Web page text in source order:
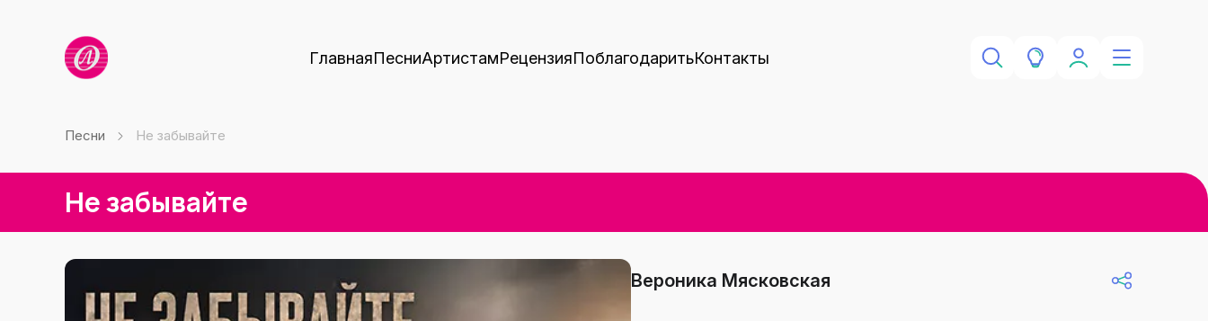
ГлавнаяПесниАртистамРецензияПоблагодаритьКонтакты
Песни Не забывайте
Не забывайте
Вероника Мясковская